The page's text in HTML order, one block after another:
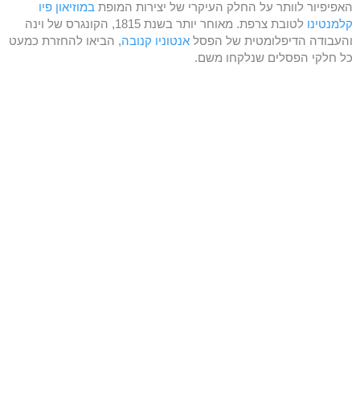
האפיפיור לוותר על החלק העיקרי של יצירות המופת במוזיאון פיו
קלמנטינו
לטובת צרפת. מאוחר יותר בשנת 1815, הקונגרס של וינה
והעבודה הדיפלומטית של הפסל אנטוניו קנובה, הביאו להחזרת כמעט
כל חלקי הפסלים שנלקחו משם.